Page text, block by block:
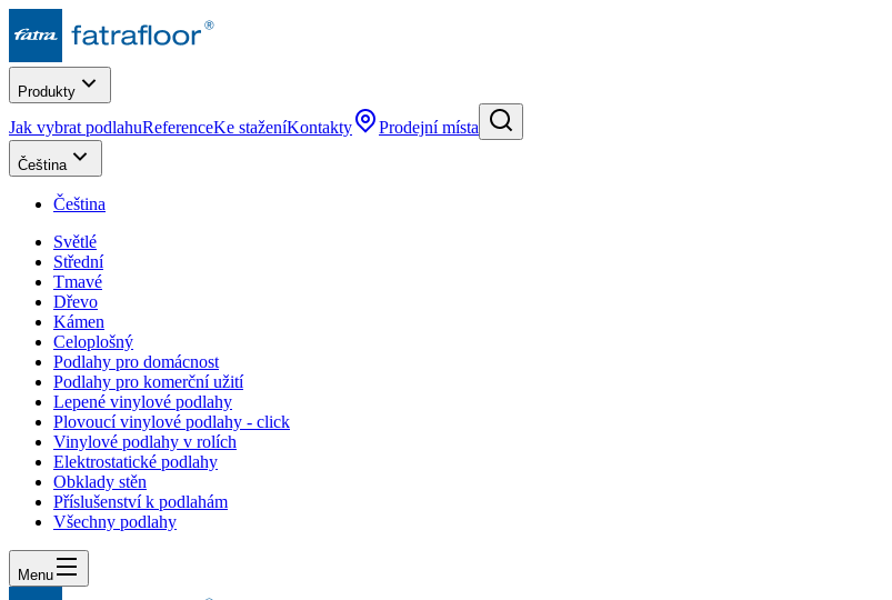
Produkty
Jak vybrat podlahuReferenceKe staženíKontakty Prodejní místa
Čeština
Čeština
Světlé
Střední
Tmavé
Dřevo
Kámen
Celoplošný
Podlahy pro domácnost
Podlahy pro komerční užití
Lepené vinylové podlahy
Plovoucí vinylové podlahy - click
Vinylové podlahy v rolích
Elektrostatické podlahy
Obklady stěn
Příslušenství k podlahám
Všechny podlahy
Menu